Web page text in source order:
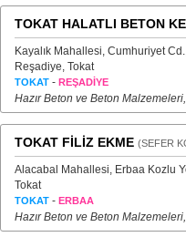
TOKAT HALATLI BETON
Kayalık Mahallesi, Cumhuriyet
Reşadiye, Tokat
TOKAT - REŞADİYE
Hazır Beton ve Beton
TOKAT FİLİZ EKME (SEFER
Alacabal Mahallesi, Erbaa Kozlu
Tokat
TOKAT - ERBAA
Hazır Beton ve Beton